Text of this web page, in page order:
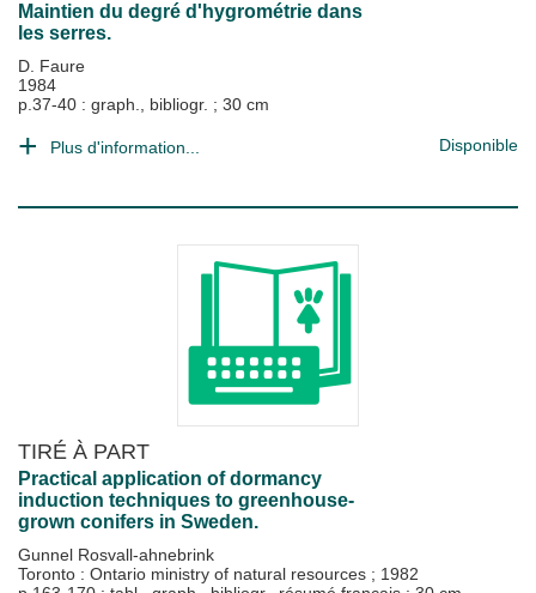
Maintien du degré d'hygrométrie dans
les serres.
D. Faure
1984
p.37-40 : graph., bibliogr. ; 30 cm
Plus d'information... Disponible
TIRÉ À PART
Practical application of dormancy
induction techniques to greenhouse-
grown conifers in Sweden.
Gunnel Rosvall-ahnebrink
Toronto : Ontario ministry of natural resources ; 1982